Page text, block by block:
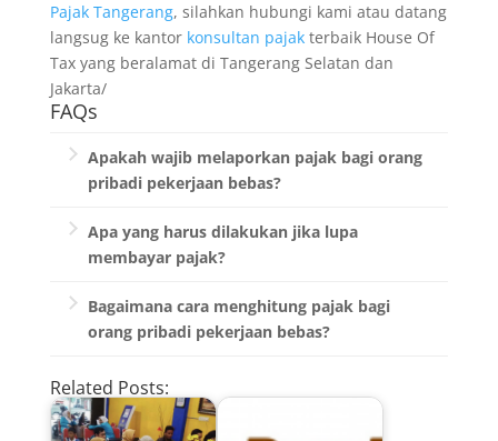
Pajak Tangerang, silahkan hubungi kami atau datang
langsug ke kantor konsultan pajakterbaik House Of
Tax yang beralamat di Tangerang Selatan dan
Jakarta/
FAQs
Apakah wajib melaporkan pajak bagi orang
pribadi pekerjaan bebas?
Ya, setiap warga negara yang memiliki
penghasilan wajib melaporkan pajak.
Apa yang harus dilakukan jika lupa
membayar pajak?
Segera bayar pajak Anda dan jangan
menunda-nunda.
Bagaimana cara menghitung pajak bagi
orang pribadi pekerjaan bebas?
diterima dan berbagai jenis pengurangan
yang dapat dilakukan.
Related Posts: